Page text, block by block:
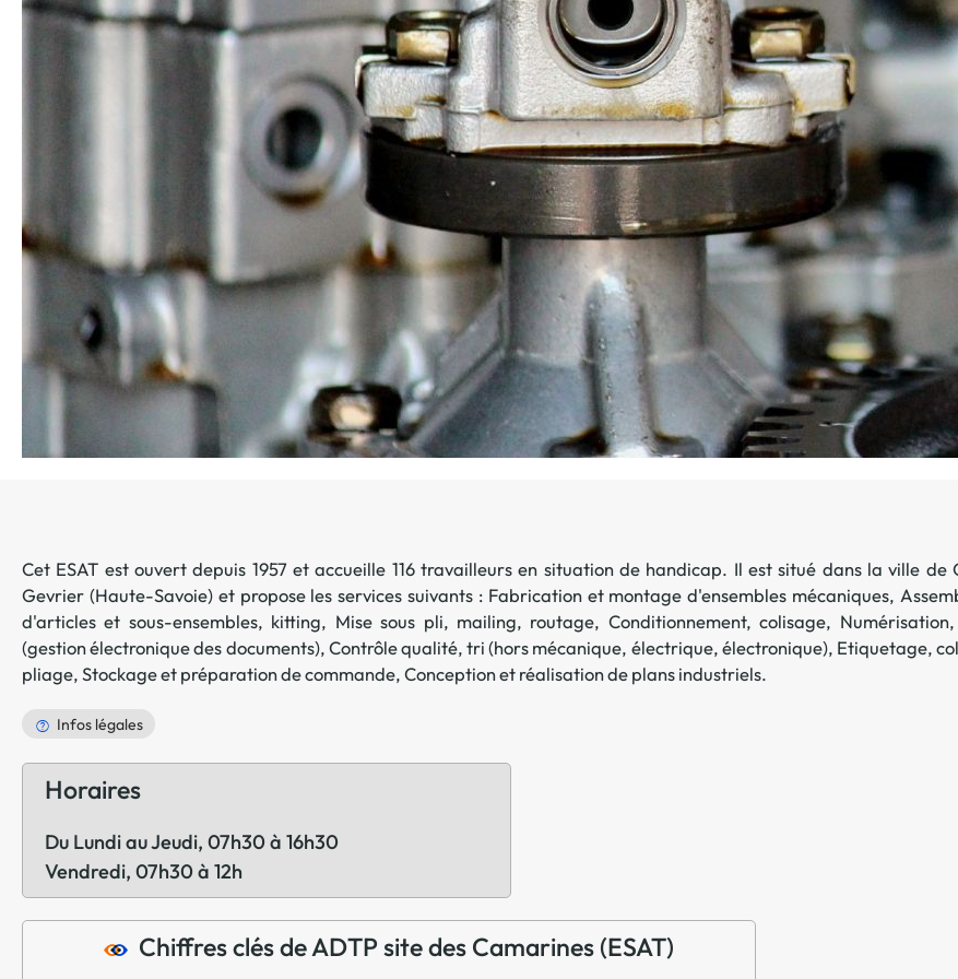
La promotion de vos
Cultiver son réseau
Le Club Partenaires
Je communique
Votre visibilité on-line clé en
Vos kits de communication
Je vends
Votre boîte à outils «
J'améliore mes pratiques
Vos formations 100%
Votre centre de ressources et
Je restructure ou je
Cet ESAT est ouvert depuis 1957 et accueille 116 travailleurs en situation de handicap. Il est situé dans la ville de
Gevrier (Haute-Savoie) et propose les services suivants : Fabrication et montage d'ensembles mécaniques,
d'articles et sous-ensembles, kitting, Mise sous pli, mailing, routage, Conditionnement, colisage, Numérisation
(gestion électronique des documents),Contrôle qualité, tri (hors mécanique, électrique, électronique), Etiquetage,
pliage,Stockage et préparation de commande,Conception et réalisation de plans industriels.
Infos légales
Horaires
Du Lundi au Jeudi, 07h30 à 16h30
Vendredi, 07h30 à 12h
Chiffres clés de ADTP site des Camarines (ESAT)